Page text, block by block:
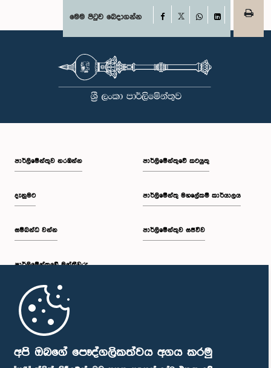
අපි ඔබගේ පෞද්ගලිකත්වය අගය කරමු
මෙම පිටුව බෙදාගන්න Facebook
WhatsAppLinkedIn
පාර්ලි‌මේන්තුව නරඹන්න
දැනුමට
සම්බන්ධ වන්න
පාර්ලි‌මේන්තුවේ මන්ත්‍රීවරු
මුල් පිටුව
පාර්ලිමේන්තුවේ කටයුතු
පාර්ලිමේන්තු මහලේකම් කාර්යාලය
පාර්ලිමේන්තුව සජීවීව
පාර්ලිමේන්තු ජංගම යෙදුම